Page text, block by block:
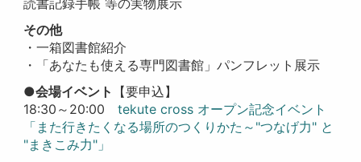
読書記録手帳 等の実物展示
その他
・一箱図書館紹介
・「あなたも使える専門図書館」パンフレット展示
●会場イベント
【要申込】
18:30～20:00tekute cross オープン記念イベント
「また行きたくなる場所のつくりかた～"つなげ力" と
"まきこみ力"」